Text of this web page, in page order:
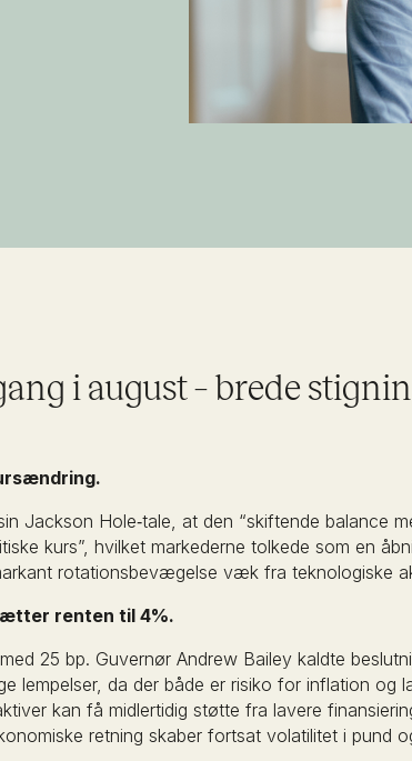
i august – brede
Jackson Hole‑tale, at den “skiftende balance
kurs”, hvilket markederne tolkede som en
rotationsbevægelse væk fra teknologiske
renten til 4%.
25 bp. Guvernør Andrew Bailey kaldte
lempelser, da der både er risiko for inflation og
kan få midlertidig støtte fra lavere
retning skaber fortsat volatilitet i pund